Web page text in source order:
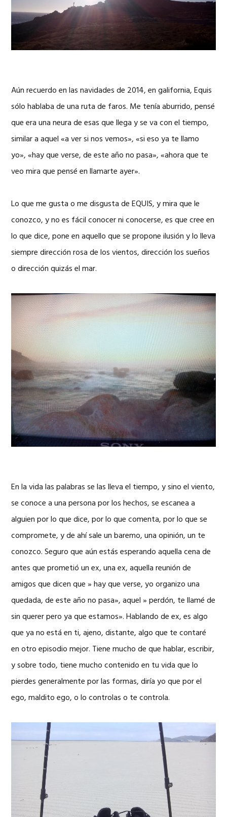
Aún recuerdo en las navidades de 2014, en galifornia, Equis
sólo hablaba de una ruta de faros. Me tenía aburrido, pensé
que era una neura de esas que llega y se va con el tiempo,
similar a aquel «a ver si nos vemos», «si eso ya te llamo
yo», «hay que verse, de este año no pasa», «ahora que te
veo mira que pensé en llamarte ayer».
Lo que me gusta o me disgusta de EQUIS, y mira que le
conozco, y no es fácil conocer ni conocerse, es que cree en
lo que dice, pone en aquello que se propone ilusión y lo lleva
siempre dirección rosa de los vientos, dirección los sueños
o dirección quizás el mar.
En la vida las palabras se las lleva el tiempo, y sino el viento,
se conoce a una persona por los hechos, se escanea a
alguien por lo que dice, por lo que comenta, por lo que se
compromete, y de ahí sale un baremo, una opinión, un te
conozco. Seguro que aún estás esperando aquella cena de
antes que prometió un ex, una ex, aquella reunión de
amigos que dicen que » hay que verse, yo organizo una
quedada, de este año no pasa», aquel » perdón, te llamé de
sin querer pero ya que estamos». Hablando de ex, es algo
que ya no está en ti, ajeno, distante, algo que te contaré
en otro episodio mejor. Tiene mucho de que hablar, escribir,
y sobre todo, tiene mucho contenido en tu vida que lo
pierdes generalmente por las formas, diría yo que por el
ego, maldito ego, o lo controlas o te controla.